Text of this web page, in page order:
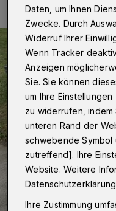
Daten, um Ihnen
Zwecke. Durch
Widerruf Ihrer
Wenn Tracker
Anzeigen
Sie. Sie können
um Ihre
zu widerrufen, indem
unteren Rand der
schwebende Symbol
zutreffend]. Ihre
Website. Weitere
Ihre Zustimmung